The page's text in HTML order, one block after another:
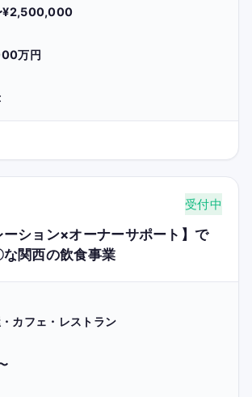
万円
受付中
ーション×オーナーサポート】で
関西の飲食事業
カフェ・レストラン